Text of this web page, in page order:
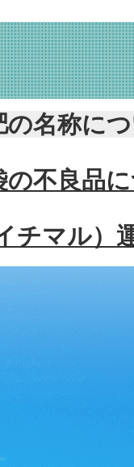
の名称に
の不良品
チマル）